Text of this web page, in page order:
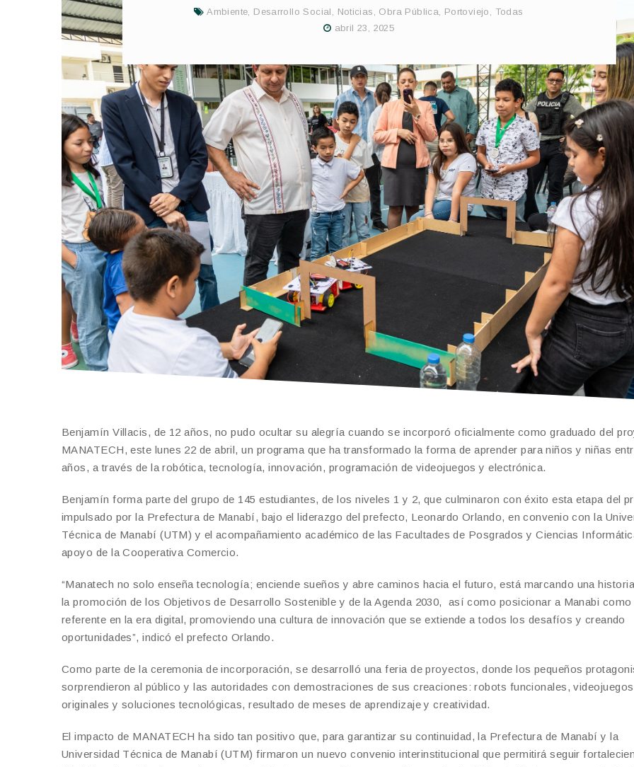
Ambiente, Desarrollo Social , Noticias , Obra Pública, Portoviejo , Todas
abril 23, 2025
Benjamín Villacis, de 12 años, no pudo ocultar su alegría cuando se incorporó oficialmente como graduado del
MANATECH, este lunes 22 de abril, un programa que ha transformado la forma de aprender para niños y niñas
años, a través de la robótica, tecnología, innovación, programación de videojuegos y electrónica.
Benjamín forma parte del grupo de 145 estudiantes, de los niveles 1 y 2, que culminaron con éxito esta etapa del
impulsado por la Prefectura de Manabí, bajo el liderazgo del prefecto, Leonardo Orlando, en convenio con la
Técnica de Manabí (UTM) y el acompañamiento académico de las Facultades de Posgrados y Ciencias
apoyo de la Cooperativa Comercio.
“Manatech no solo enseña tecnología; enciende sueños y abre caminos hacia el futuro, está marcando una
la promoción de los Objetivos de Desarrollo Sostenible y de la Agenda 2030, así como posicionar a Manabi como
referente en la era digital, promoviendo una cultura de innovación que se extiende a todos los desafíos y creando
oportunidades”, indicó el prefecto Orlando.
Como parte de la ceremonia de incorporación, se desarrolló una feria de proyectos, donde los pequeños
sorprendieron al público y las autoridades con demostraciones de sus creaciones: robots funcionales, videojuegos
originales y soluciones tecnológicas, resultado de meses de aprendizaje y creatividad.
El impacto de MANATECH ha sido tan positivo que, para garantizar su continuidad, la Prefectura de Manabí y la
Universidad Técnica de Manabí (UTM) firmaron un nuevo convenio interinstitucional que permitirá seguir